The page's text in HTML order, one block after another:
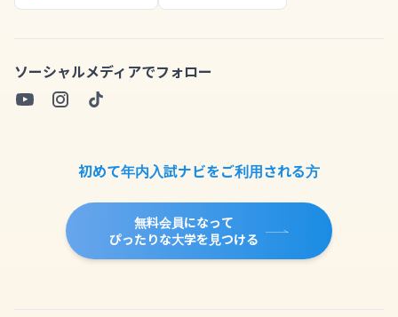
ソーシャルメディアでフォロー
初めて年内入試ナビをご利用される方
無料会員になって
ぴったりな大学を見つける